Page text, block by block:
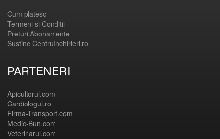
Cum platesc
Termeni si Conditii
Preturi Abonamente
Sustine CentruInchirieri.ro
PARTENERI
Apicultorul.com
Cardiologul.ro
Firma-Transport.com
Medic-Bun.com
Veterinarul.com